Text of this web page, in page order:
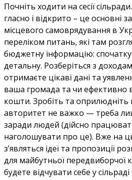
Почніть ходити на сесії
гласно і відкрито – це основні
місцевого самоврядування в
переліком питань, які там
бюджетну інформацію: спочатку
детальну. Розберіться з
отримаєте цікаві дані та
ваша громада та чи ефективно
кошти. Зробіть та оприлюдніть
авторитет не важко — треба
заради людей (дійсно
наголошувати про це). Вже на
з’являться ідеї та пропозиції
для майбутньої передвиборчої
будете відчувати себе у